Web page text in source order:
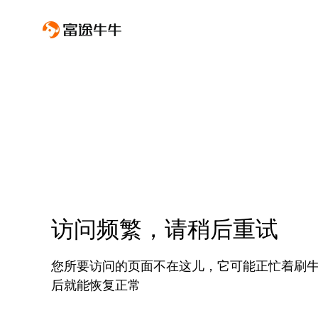
访问频繁，请稍后重试
您所要访问的页面不在这儿，它可能正忙着刷
后就能恢复正常